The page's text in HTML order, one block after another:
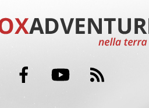
Twitter Facebook YouTube